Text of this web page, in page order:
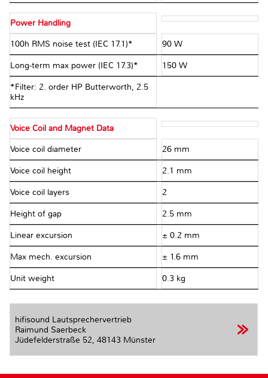
Power Handling
100h RMS noise test (IEC 17.1)* 90 W
Long-term max power (IEC 17.3)* 150 W
*Filter: 2. order HP Butterworth, 2.5
kHz
Voice Coil and Magnet Data
Voice coil diameter 26 mm
Voice coil height 2.1 mm
Voice coil layers 2
Height of gap 2.5 mm
Linear excursion ± 0.2 mm
Max mech. excursion ± 1.6 mm
Unit weight 0.3 kg
hifisound Lautsprechervertrieb
Raimund Saerbeck
Jüdefelderstraße 52, 48143 Münster